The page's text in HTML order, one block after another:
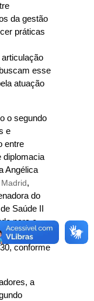
da gestão
práticas
esse
atuação
o segundo
e
entre
diplomacia
Angélica
,
do
Saúde II
para o
Paulo. O
conforme
a